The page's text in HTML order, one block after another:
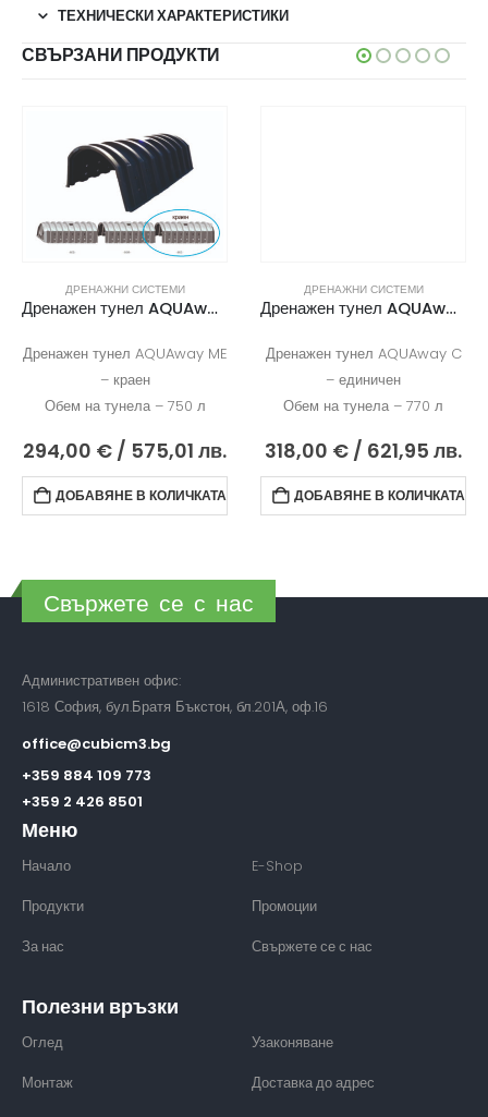
ТЕХНИЧЕСКИ ХАРАКТЕРИСТИКИ
СВЪРЗАНИ ПРОДУКТИ
ДРЕНАЖНИ СИСТЕМИ
Дренажен тунел AQUAway ME
Дренажен тунел AQUAway ME
– краен
Обем на тунела – 750 л
294,00 € / 575,01 лв.
ДОБАВЯНЕ В КОЛИЧКАТА
ДРЕНАЖНИ СИСТЕМИ
Дренажен тунел AQUAway C единичен
Дренажен тунел AQUAway C
– единичен
Обем на тунела – 770 л
318,00 € / 621,95 лв.
ДОБАВЯНЕ В КОЛИЧКАТА
Свържете се с нас
Административен офис:
1618 София, бул.Братя Бъкстон, бл.201А, оф.16
office@cubicm3.bg
+359 884 109 773
+359 2 426 8501
Меню
Начало
Продукти
За нас
E-Shop
Промоции
Свържете се с нас
Полезни връзки
Оглед
Монтаж
Узаконяване
Доставка до адрес